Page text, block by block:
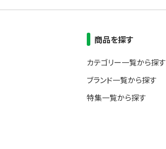
商品を探す
カテゴリー一覧から探す
ブランド一覧から探す
特集一覧から探す